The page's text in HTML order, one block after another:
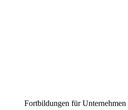
Fortbildungen für Unternehmen